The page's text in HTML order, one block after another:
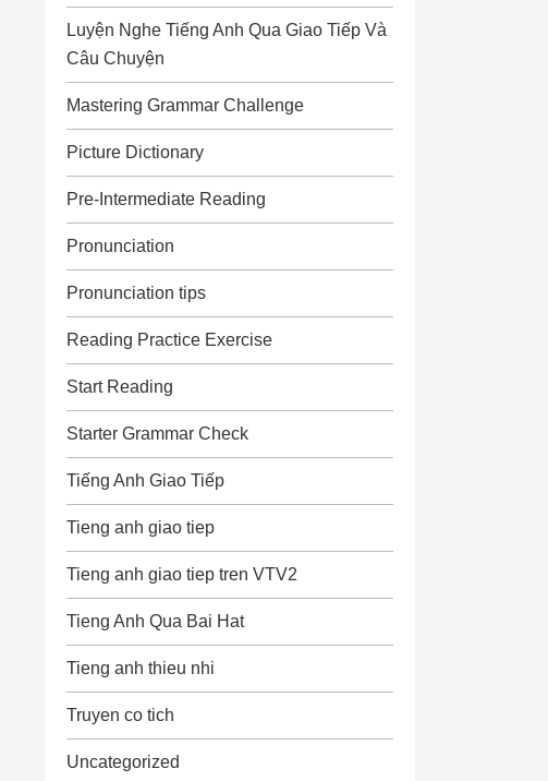
Luyện Nghe Tiếng Anh Qua Giao Tiếp Và
Câu Chuyện
Mastering Grammar Challenge
Picture Dictionary
Pre-Intermediate Reading
Pronunciation
Pronunciation tips
Reading Practice Exercise
Start Reading
Starter Grammar Check
Tiếng Anh Giao Tiếp
Tieng anh giao tiep
Tieng anh giao tiep tren VTV2
Tieng Anh Qua Bai Hat
Tieng anh thieu nhi
Truyen co tich
Uncategorized